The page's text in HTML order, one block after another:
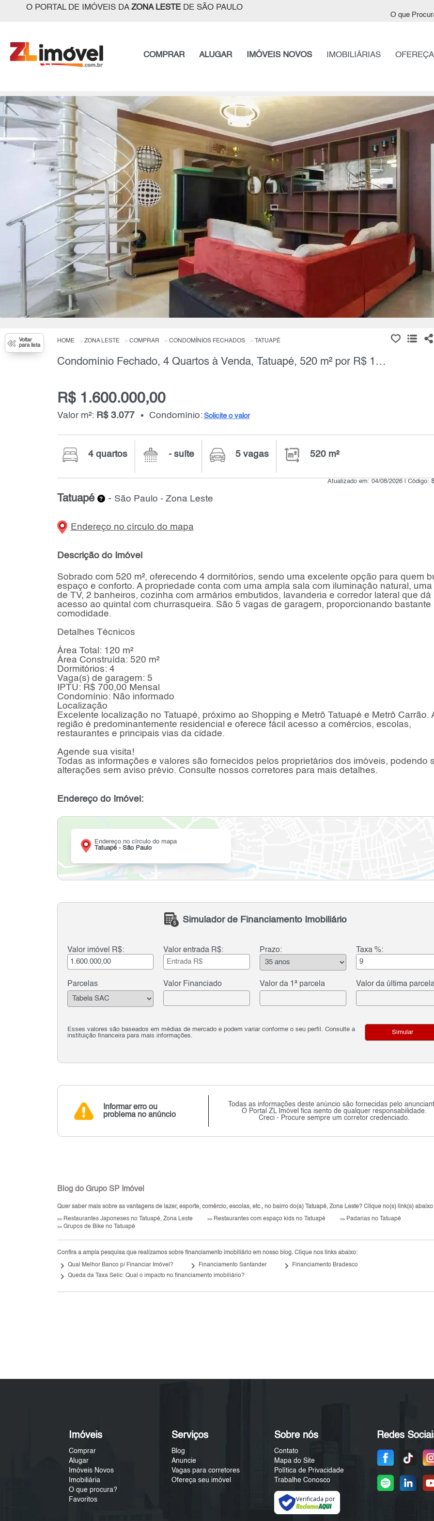
O PORTAL DE IMÓVEIS DA ZONA LESTEDE SÃO PAULO
O que
COMPRAR ALUGAR IMÓVEIS NOVOS IMOBILIÁRIAS
Voltar
para lista
HOME ZONA LESTE COMPRAR CONDOMÍNIOS FECHADOS TATUAPÉ
Condomínio Fechado, 4 Quartos à Venda, Tatuapé, 520 m² por R$ 1.600.000,00
R$ 1.600.000,00
Valor m²: R$ 3.077 Condomínio: Solicite o valor
4 quartos - suíte 5 vagas 520 m²
Atualizado em: 04/08/2026 | Código:
Tatuapé - São Paulo - Zona Leste
Endereço no círculo do mapa
Descrição do Imóvel
Sobrado com 520 m², oferecendo 4 dormitórios, sendo uma excelente opção para quem
espaço e conforto. A propriedade conta com uma ampla sala com iluminação natural, uma
de TV, 2 banheiros, cozinha com armários embutidos, lavanderia e corredor lateral que dá
acesso ao quintal com churrasqueira. São 5 vagas de garagem, proporcionando bastante
comodidade.
Detalhes Técnicos
Área Total: 120 m²
Área Construída: 520 m²
Dormitórios: 4
Vaga(s) de garagem: 5
IPTU: R$ 700,00 Mensal
Condomínio: Não informado
Localização
Excelente localização no Tatuapé, próximo ao Shopping e Metrô Tatuapé e Metrô Carrão.
região é predominantemente residencial e oferece fácil acesso a comércios, escolas,
restaurantes e principais vias da cidade.
Agende sua visita!
Todas as informações e valores são fornecidos pelos proprietários dos imóveis, podendo
alterações sem aviso prévio. Consulte nossos corretores para mais detalhes.
Endereço do Imóvel:
Endereço no círculo do mapa
Tatuapé - São Paulo
Simulador de Financiamento Imobiliário
Valor imóvel R$: Valor entrada R$: Prazo: Taxa %:
Parcelas Valor Financiado Valor da 1ª parcela Valor da última
Esses valores são baseados em médias de mercado e podem variar conforme o seu perfil. Consulte a
instituição financeira para mais informações.
Simular
Informar erro ou
problema no anúncio
Todas as informações deste anúncio são fornecidas pelo
O Portal ZL Imóvel fica isento de qualquer responsabilidade.
Creci - Procure sempre um corretor credenciado.
Blog do Grupo SP Imóvel
Quer saber mais sobre as vantagens de lazer, esporte, comércio, escolas, etc., no bairro do(a) Tatuapé, Zona Leste? Clique no(s) link(s) abaixo:
>>Restaurantes Japoneses no Tatuapé, Zona Leste >>Restaurantes com espaço kids no Tatuapé >>Padarias no Tatuapé
>>Grupos de Bike no Tatuapé
Confira a ampla pesquisa que realizamos sobre financiamento imobiliário em nosso blog. Clique nos links abaixo:
keyboard_arrow_right Qual Melhor Banco p/ Financiar Imóvel? keyboard_arrow_right Financiamento Santander keyboard_arrow_right Financiamento Bradesco
keyboard_arrow_right Queda da Taxa Selic: Qual o impacto no financiamento imobiliário?
Imóveis
Comprar
Alugar
Imóveis Novos
Imobiliária
O que procura?
Favoritos
Serviços
Blog
Anuncie
Vagas para corretores
Ofereça seu imóvel
Sobre nós
Contato
Mapa do Site
Política de Privacidade
Trabalhe Conosco
Verificada por
Redes